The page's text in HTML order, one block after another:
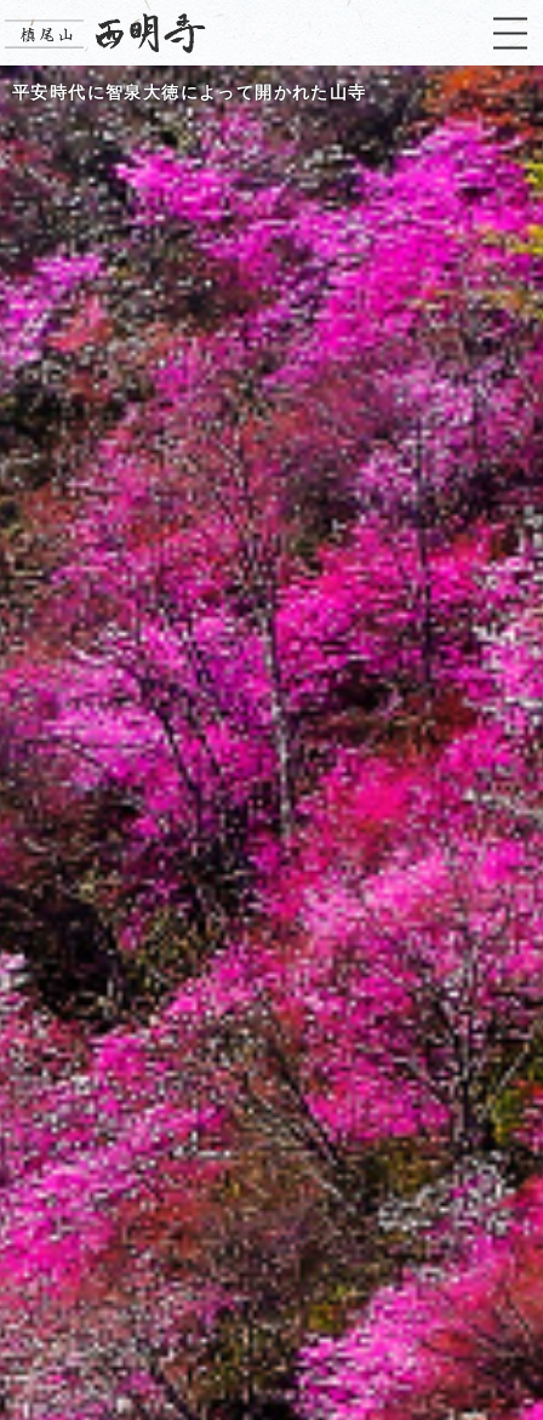
平安時代に智泉大徳によって開かれた山寺